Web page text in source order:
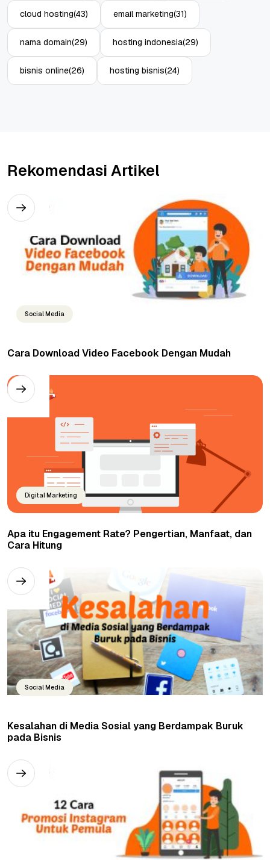
cloud hosting(43) email marketing(31)
nama domain(29) hosting indonesia(29)
bisnis online(26) hosting bisnis(24)
Rekomendasi Artikel
Social Media
Cara Download Video Facebook Dengan Mudah
Digital Marketing
Apa itu Engagement Rate? Pengertian, Manfaat, dan
Cara Hitung
Social Media
Kesalahan di Media Sosial yang Berdampak Buruk
pada Bisnis